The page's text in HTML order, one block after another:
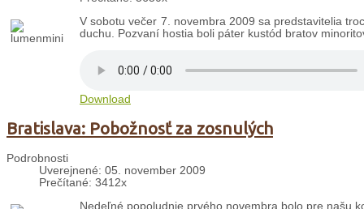
V sobotu večer 7. novembra 2009 sa predstavitelia
duchu. Pozvaní hostia boli páter kustód bratov
Download
Bratislava: Pobožnosť za zosnulých
Podrobnosti
Uverejnené: 05. november 2009
Prečítané: 3412x
Nedeľné popoludnie prvého novembra bolo pre našu